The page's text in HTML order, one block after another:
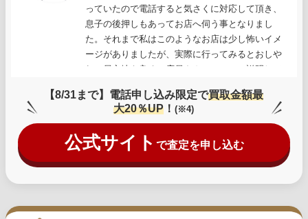
っていたので電話すると気さくに対応して頂き、
息子の後押しもあってお店へ伺う事となりまし
た。それまで私はこのようなお店は少し怖いイメ
ージがありましたが、実際に行ってみるとおしや
れで居心地も良く、店員さんに一つ一つ説明して
貨が高く付いたのには驚きでした。半ば諦めかけ
ていた実家の片づけですが、古銭以外にもカメラ
や鉄道関係の商品も残っており、次回は出張買取
に来て頂く予定です。
【8/31まで】電話申し込み限定で買取金額最
大20％UP ！(※4)
公式サイト で査定を申し込む